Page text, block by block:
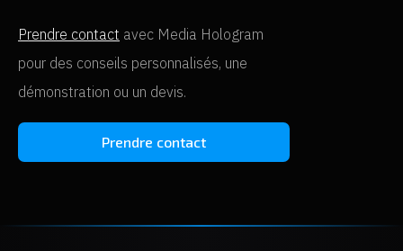
Prendre contact avec Media Hologram
pour des conseils personnalisés, une
démonstration ou un devis.
Prendre contact